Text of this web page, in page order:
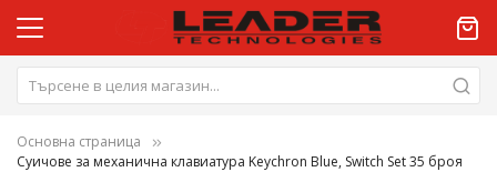
Основна страница
Суичове за механична клавиатура Keychron Blue, Switch Set 35 броя